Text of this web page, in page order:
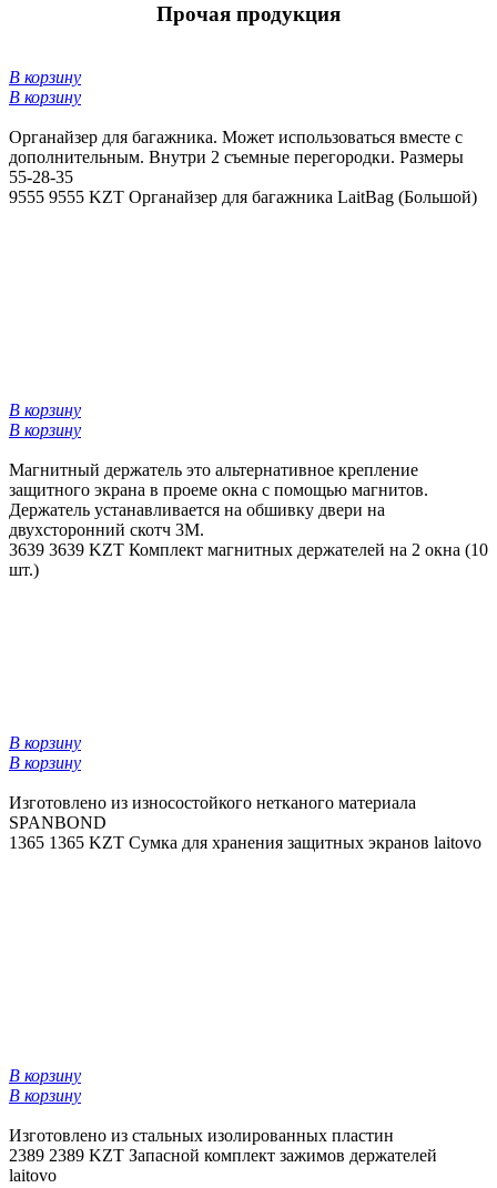
Прочая продукция
В корзину
В корзину
Органайзер для багажника. Может использоваться вместе с
дополнительным. Внутри 2 съемные перегородки. Размеры
55-28-35
9555 9555 KZT Органайзер для багажника LaitBag (Большой)
В корзину
В корзину
Магнитный держатель это альтернативное крепление
защитного экрана в проеме окна с помощью магнитов.
Держатель устанавливается на обшивку двери на
двухсторонний скотч 3М.
3639 3639 KZT Комплект магнитных держателей на 2 окна (10
шт.)
В корзину
В корзину
Изготовлено из износостойкого нетканого материала
SPANBOND
1365 1365 KZT Сумка для хранения защитных экранов laitovo
В корзину
В корзину
Изготовлено из стальных изолированных пластин
2389 2389 KZT Запасной комплект зажимов держателей
laitovo